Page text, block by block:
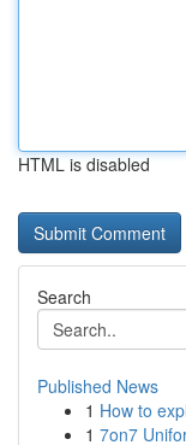
HTML is disabled
Search
Published News
1 How to
1 7on7